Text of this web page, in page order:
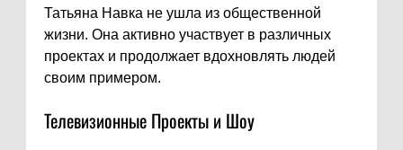
Татьяна Навка не ушла из общественной
жизни. Она активно участвует в различных
проектах и продолжает вдохновлять людей
своим примером.
Телевизионные Проекты и Шоу